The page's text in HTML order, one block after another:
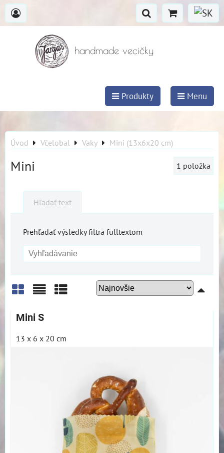
handmade vecičky
Produkty Menu
Úvod Včelobal Vaky Mini (13x6x20 cm)
Mini 1 položka
Hľadať text
Prehľadať výsledky filtra fulltextom
Mriežka
Mini S
13 x 6 x 20 cm